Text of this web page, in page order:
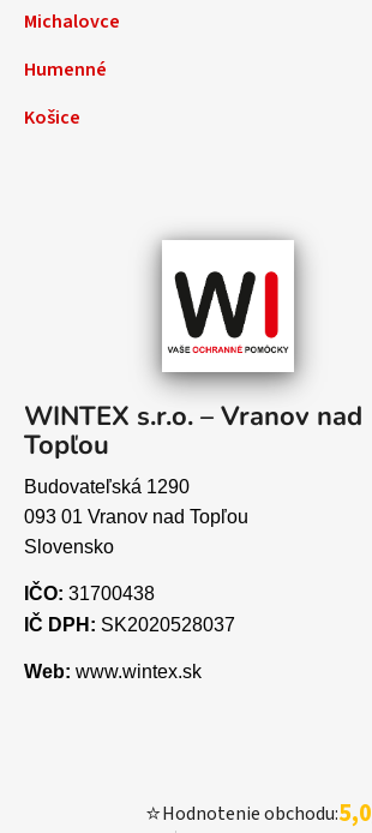
Michalovce
Humenné
Košice
WINTEX s.r.o. – Vranov nad
Topľou
Budovateľská 1290
093 01 Vranov nad Topľou
Slovensko
IČO: 31700438
IČ DPH: SK2020528037
Web: www.wintex.sk
⭐Hodnotenie obchodu:5,0